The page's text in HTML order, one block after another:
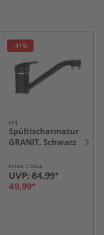
-41%
EISL
Spültischarmatur
GRANIT, Schwarz
Inhalt: 1 Stück
UVP: 84,99*
49,99*